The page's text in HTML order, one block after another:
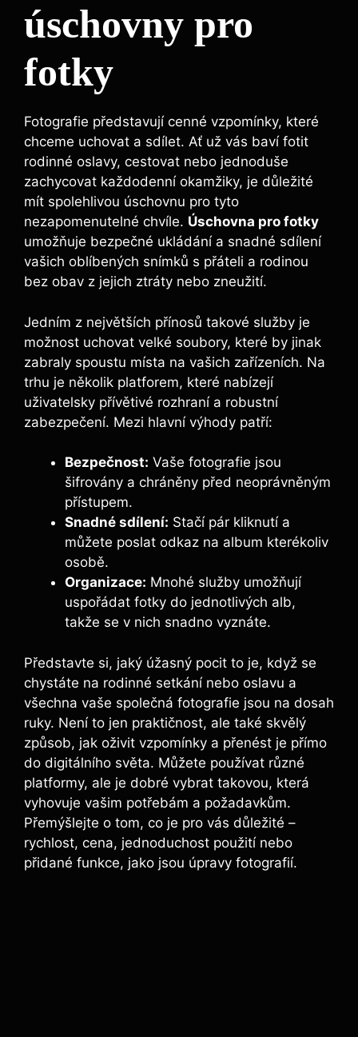
úschovny pro
fotky
Fotografie představují cenné ​vzpomínky, které
chceme⁢ uchovat a sdílet. Ať už vás ‌baví fotit
rodinné oslavy, ‌cestovat nebo jednoduše
zachycovat každodenní okamžiky, je důležité
mít spolehlivou úschovnu pro tyto
nezapomenutelné chvíle. Úschovna ⁤pro fotky
umožňuje bezpečné ukládání a snadné sdílení
vašich oblíbených snímků s přáteli a rodinou​
bez obav z jejich ztráty nebo zneužití.
Jedním z největších přínosů takové služby je
možnost‍ uchovat velké soubory, které by jinak
zabraly spoustu místa‌ na vašich zařízeních. Na
trhu ‍je několik ⁤platforem, které nabízejí
uživatelsky přívětivé rozhraní a robustní
zabezpečení. Mezi hlavní výhody patří:
Bezpečnost: Vaše fotografie jsou
šifrovány a chráněny před neoprávněným
přístupem.
Snadné sdílení: ⁤Stačí pár kliknutí a
můžete poslat odkaz na album kterékoliv
osobě.
Organizace: Mnohé služby umožňují
uspořádat fotky do jednotlivých‍ alb,
takže se v nich snadno vyznáte.
Představte si, jaký úžasný pocit to je, když se
chystáte na rodinné setkání nebo oslavu a​
všechna vaše společná fotografie jsou na dosah
ruky. Není to jen praktičnost, ale také ​skvělý
způsob, ⁤jak​ oživit ‌vzpomínky a přenést je přímo
do⁣ digitálního světa. Můžete používat různé​
platformy, ale je ⁤dobré ⁤vybrat takovou, která
vyhovuje vašim potřebám a požadavkům.⁣
Přemýšlejte o tom, co je pro vás důležité –
rychlost, cena, jednoduchost použití nebo
přidané funkce, jako‍ jsou úpravy fotografií.